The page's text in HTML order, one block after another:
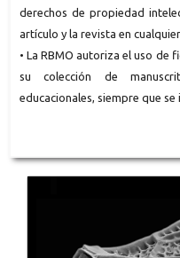
derechos de propiedad
artículo y la revista en
• La RBMO autoriza el uso de
su colección de
educacionales, siempre que